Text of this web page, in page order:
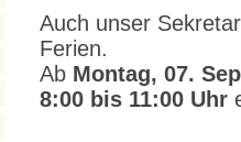
Auch unser
Ferien.
Ab Montag, 07.
8:00 bis 11:00 Uhr